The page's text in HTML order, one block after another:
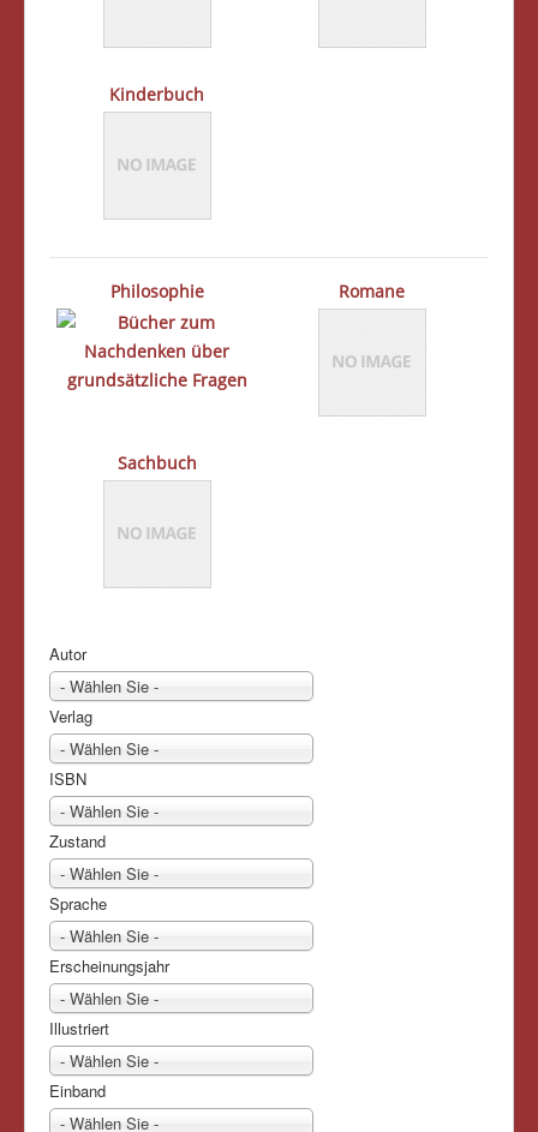
Kinderbuch
Philosophie Romane
Sachbuch
Autor
- Wählen Sie -
Verlag
- Wählen Sie -
ISBN
- Wählen Sie -
Zustand
- Wählen Sie -
Sprache
- Wählen Sie -
Erscheinungsjahr
- Wählen Sie -
Illustriert
- Wählen Sie -
Einband
- Wählen Sie -